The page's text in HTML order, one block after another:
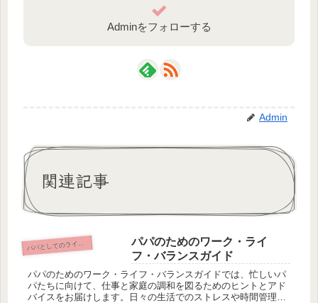
Adminをフォローする
Admin
関連記事
パ パとしてのライフスタイルとセルフケア
パパのためのワーク・ライ
フ・バランスガイド
パパのためのワーク・ライフ・バランスガイドでは、忙しいパ
パたちに向けて、仕事と家庭の調和を図るためのヒントとアド
バイスをお届けします。日々の生活でのストレスや時間管理の